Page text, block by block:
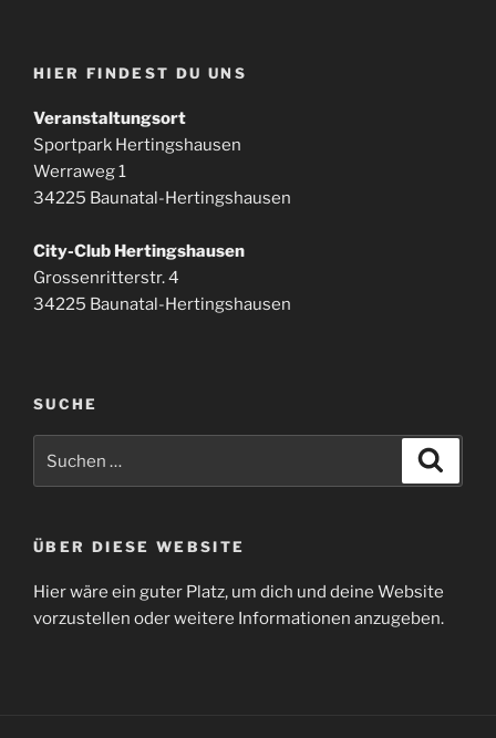
HIER FINDEST DU UNS
Veranstaltungsort
Sportpark Hertingshausen
Werraweg 1
34225 Baunatal-Hertingshausen
City-Club Hertingshausen
Grossenritterstr. 4
34225 Baunatal-Hertingshausen
SUCHE
nach:
ÜBER DIESE WEBSITE
Hier wäre ein guter Platz, um dich und deine Website
vorzustellen oder weitere Informationen anzugeben.